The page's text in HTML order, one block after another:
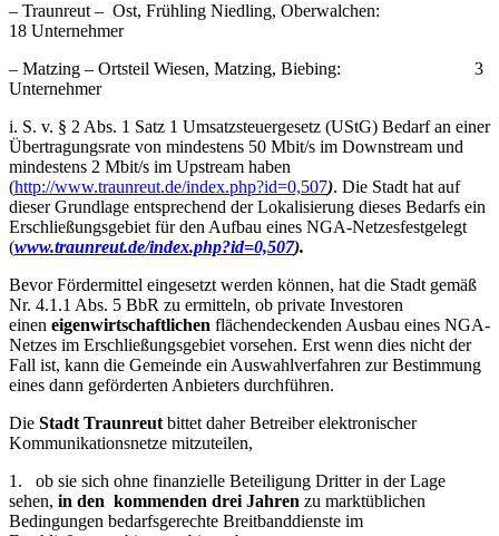
– Traunreut – Ost, Frühling Niedling, Oberwalchen:
18 Unternehmer
– Matzing – Ortsteil Wiesen, Matzing, Biebing: 3
Unternehmer
i. S. v. § 2 Abs. 1 Satz 1 Umsatzsteuergesetz (UStG) Bedarf an einer
Übertragungsrate von mindestens 50 Mbit/s im Downstream und
mindestens 2 Mbit/s im Upstream haben
(http://www.traunreut.de/index.php?id=0,507). Die Stadt hat auf
dieser Grundlage entsprechend der Lokalisierung dieses Bedarfs ein
Erschließungsgebiet für den Aufbau eines NGA-Netzesfestgelegt
(www.traunreut.de/index.php?id=0,507).
Bevor Fördermittel eingesetzt werden können, hat die Stadt gemäß
Nr. 4.1.1 Abs. 5 BbR zu ermitteln, ob private Investoren
einen eigenwirtschaftlichen flächendeckenden Ausbau eines NGA-
Netzes im Erschließungsgebiet vorsehen. Erst wenn dies nicht der
Fall ist, kann die Gemeinde ein Auswahlverfahren zur Bestimmung
eines dann geförderten Anbieters durchführen.
Die Stadt Traunreut bittet daher Betreiber elektronischer
Kommunikationsnetze mitzuteilen,
1. ob sie sich ohne finanzielle Beteiligung Dritter in der Lage
sehen, in den kommenden drei Jahren zu marktüblichen
Bedingungen bedarfsgerechte Breitbanddienste im